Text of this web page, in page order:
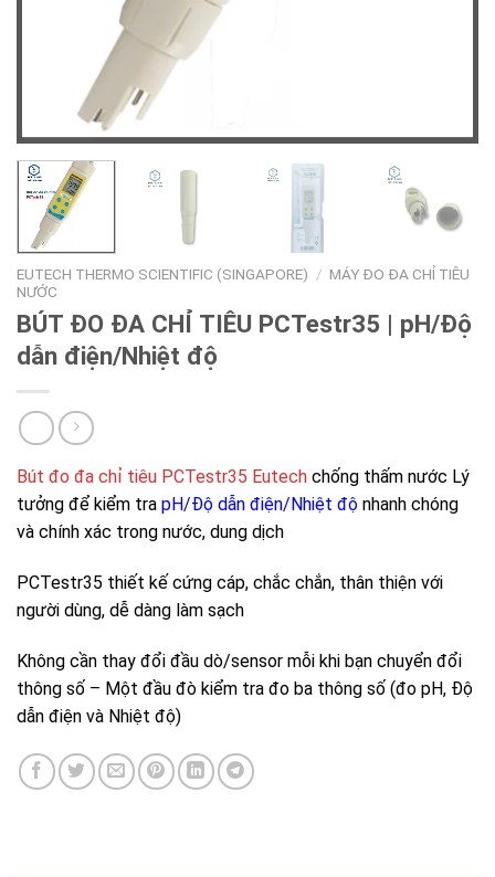
EUTECH THERMO SCIENTIFIC (SINGAPORE) / MÁY ĐO ĐA CHỈ TIÊU
NƯỚC
BÚT ĐO ĐA CHỈ TIÊU PCTestr35 | pH/Độ
dẫn điện/Nhiệt độ
Bút đo đa chỉ tiêu PCTestr35 Eutech chống thấm nước Lý
tưởng để kiểm tra pH/Độ dẫn điện/Nhiệt độ nhanh chóng
và chính xác trong nước, dung dịch
PCTestr35 thiết kế cứng cáp, chắc chắn, thân thiện với
người dùng, dễ dàng làm sạch
Không cần thay đổi đầu dò/sensor mỗi khi bạn chuyển đổi
thông số – Một đầu đò kiểm tra đo ba thông số (đo pH, Độ
dẫn điện và Nhiệt độ)